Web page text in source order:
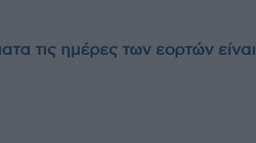
τις ημέρες των εορτών είναι